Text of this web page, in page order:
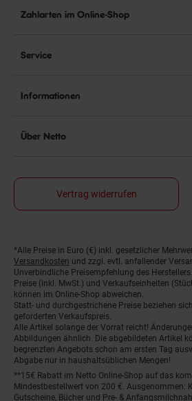
Zahlarten im Online-Shop
Service
Informationen
Über Netto
Vertrag widerrufen
Fußnoten
*Alle Preise in Euro (€) inkl. gesetzlicher
Versandkosten und zzgl. evtl. anfallender
Unverbindliche Preisempfehlung des Herstellers.
Preise (inkl. MwSt.) und Verkaufseinheiten
können im Online-Shop abweichen.
Statt- und durchgestrichene Preise beziehen
geforderten Verkaufspreis.
Alle Artikel solange der Vorrat reicht!
Abbildungen ähnlich. Die abgebildeten Artikel
begrenzten Angebots schon am ersten Tag
Abgabe nur in haushaltsüblichen Mengen!
**15€ Rabatt im Netto Online-Shop auf das
Mindestbestellwert von 200 €. Ausgenommen:
Gutscheine, Bücher und Pre- &